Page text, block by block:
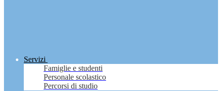
Servizi
Famiglie e studenti
Personale scolastico
Percorsi di studio